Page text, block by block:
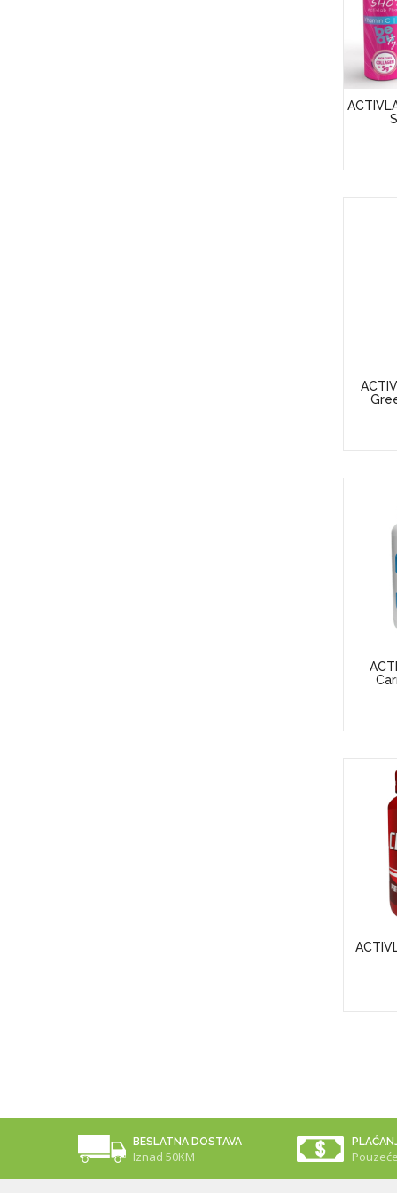
BESLATNA DOSTAVA
Iznad 50KM